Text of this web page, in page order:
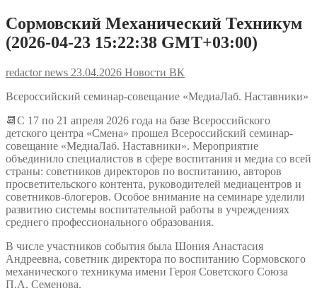
Сормовский Механический Техникум
(2026-04-23 15:22:38 GMT+03:00)
redactor news 23.04.2026 Новости ВК
Всероссийский семинар-совещание «МедиаЛаб. Наставники»
📆С 17 по 21 апреля 2026 года на базе Всероссийского
детского центра «Смена» прошел Всероссийский семинар-
совещание «МедиаЛаб. Наставники». Мероприятие
объединило специалистов в сфере воспитания и медиа со всей
страны: советников директоров по воспитанию, авторов
просветительского контента, руководителей медиацентров и
советников-блогеров. Особое внимание на семинаре уделили
развитию системы воспитательной работы в учреждениях
среднего профессионального образования.
В числе участников события была Шония Анастасия
Андреевна, советник директора по воспитанию Сормовского
механического техникума имени Героя Советского Союза
П.А. Семенова.